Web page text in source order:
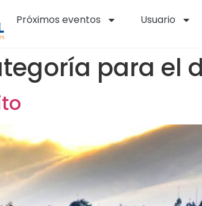
Próximos eventos Usuario
para el